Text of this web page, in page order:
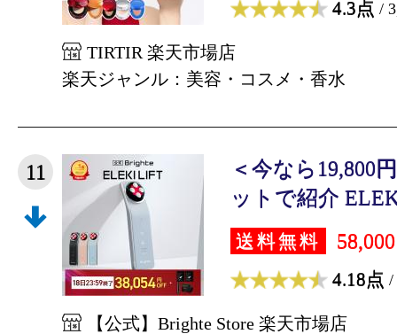
4.3点 /
TIRTIR 楽天市場店
楽天ジャンル：美容・コスメ・香水
11
＜今なら19,800
ットで紹介
送料無料
4.18点 /
【公式】Brighte Store 楽天市場店